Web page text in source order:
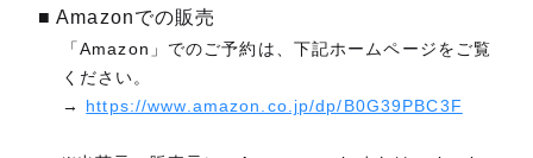
■ Amazonでの販売
「Amazon」でのご予約は、下記ホームページをご覧
ください。
→ https://www.amazon.co.jp/dp/B0G39PBC3F